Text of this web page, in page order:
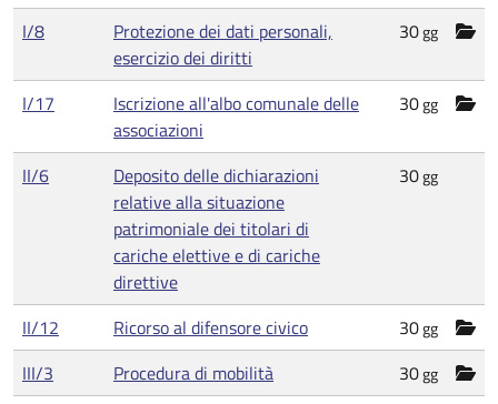
I/8
Protezione dei dati personali,
esercizio dei diritti
30gg
I/17
Iscrizione all'albo comunale delle
associazioni
30gg
II/6
Deposito delle dichiarazioni
relative alla situazione
patrimoniale dei titolari di
cariche elettive e di cariche
direttive
30gg
II/12 Ricorso al difensore civico 30gg
III/3 Procedura di mobilità 30gg